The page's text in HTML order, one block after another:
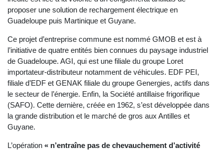
proposer une solution de rechargement électrique en
Guadeloupe puis Martinique et Guyane.
Ce projet d’entreprise commune est nommé GMOB et est à
l’initiative de quatre entités bien connues du paysage industriel
de Guadeloupe. AGI, qui est une filiale du groupe Loret
importateur-distributeur notamment de véhicules. EDF PEI,
filiale d’EDF et GENAK filiale du groupe Genergies, actifs dans
le secteur de l’énergie. Enfin, la Société antillaise frigorifique
(SAFO). Cette dernière, créée en 1962, s’est développée dans
la grande distribution et le marché de gros aux Antilles et
Guyane.
L’opération « n’entraîne pas de chevauchement d’activité